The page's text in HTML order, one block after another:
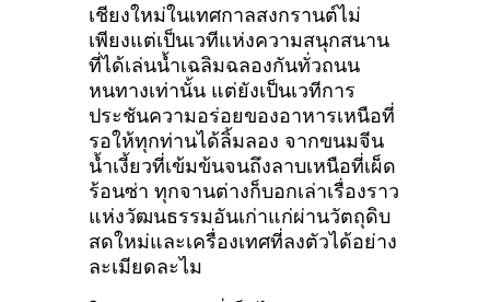
เชียงใหม่ในเทศกาลสงกรานต์ไม่
เพียงแต่เป็นเวทีแห่งความสนุกสนาน
ที่ได้เล่นน้ำเฉลิมฉลองกันทั่วถนน
หนทางเท่านั้น แต่ยังเป็นเวทีการ
ประชันความอร่อยของอาหารเหนือที่
รอให้ทุกท่านได้ลิ้มลอง จากขนมจีน
น้ำเงี้ยวที่เข้มข้นจนถึงลาบเหนือที่เผ็ด
ร้อนซ่า ทุกจานต่างก็บอกเล่าเรื่องราว
แห่งวัฒนธรรมอันเก่าแก่ผ่านวัตถุดิบ
สดใหม่และเครื่องเทศที่ลงตัวได้อย่าง
ละเมียดละไม